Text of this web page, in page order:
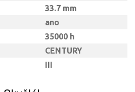
33.7 mm
ano
35000 h
CENTURY
III